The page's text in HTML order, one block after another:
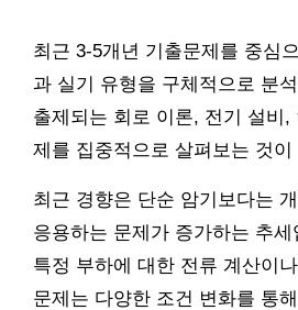
최근 3-5개년 기출문제를 중심
과 실기 유형을 구체적으로 분
출제되는 회로 이론, 전기 설비,
제를 집중적으로 살펴보는 것이
최근 경향은 단순 암기보다는
응용하는 문제가 증가하는 추
특정 부하에 대한 전류 계산이
문제는 다양한 조건 변화를 통